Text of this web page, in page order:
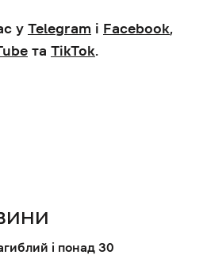
у Telegram і Facebook,
та TikTok.
і понад 30